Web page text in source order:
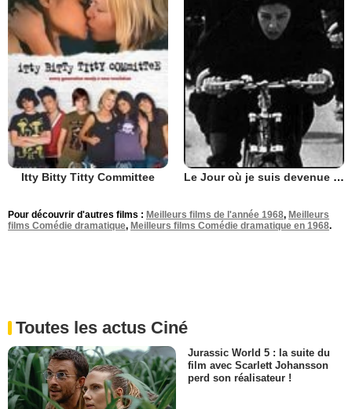
Itty Bitty Titty Committee Le Jour où je suis devenue femme
Pour découvrir d'autres films : Meilleurs films de l'année 1968, Meilleurs
films Comédie dramatique, Meilleurs films Comédie dramatique en 1968.
Toutes les actus Ciné
Jurassic World 5 : la suite du
film avec Scarlett Johansson
perd son réalisateur !